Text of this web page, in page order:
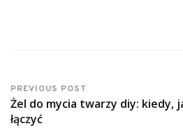
PREVIOUS POST
Żel do mycia twarzy diy: kiedy,
łączyć